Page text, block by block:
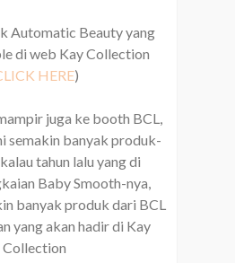
Automatic Beauty yang
di web Kay Collection
HERE)
juga ke booth BCL,
semakin banyak produk-
tahun lalu yang di
Baby Smooth-nya,
banyak produk dari BCL
yang akan hadir di Kay
Collection